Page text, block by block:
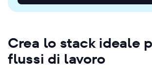
Crea lo stack ideale
flussi di lavoro